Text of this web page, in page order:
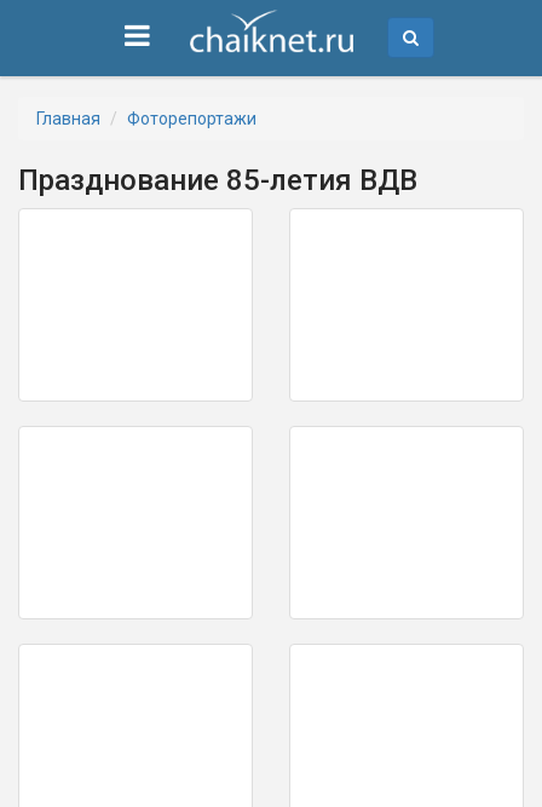
Главная Фоторепортажи
Празднование 85-летия ВДВ